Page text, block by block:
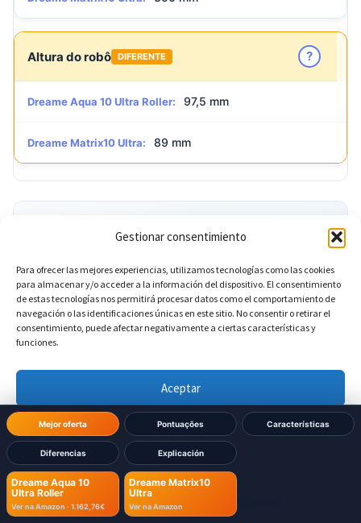
Gestionar consentimiento
Para ofrecer las mejores experiencias, utilizamos tecnologías como las cookies
para almacenar y/o acceder a la información del dispositivo. El consentimiento
de estas tecnologías nos permitirá procesar datos como el comportamiento de
navegación o las identificaciones únicas en este sitio. No consentir o retirar el
consentimiento, puede afectar negativamente a ciertas características y
funciones.
Aceptar
Denegar
Ver preferencias
Política de cookies Política de Privacidad
Mejor oferta Pontuações Características
Diferencias Explicación
Dreame Aqua 10
Ultra Roller
Ver na Amazon · 1.162,76€
Dreame Matrix10
Ultra
Ver na Amazon
Altura do robô DIFERENTE ?
Dreame Aqua 10 Ultra Roller: 97,5 mm
Dreame Matrix10 Ultra: 89 mm
Largura da base DIFERENTE ?
Dreame Aqua 10 Ultra Roller: 420 mm
Altura da base DIFERENTE ?
Dreame Aqua 10 Ultra Roller: 500 mm
Dreame Matrix10 Ultra: 590 mm